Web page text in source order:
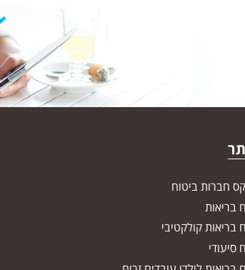
חברות ביטוח
בריאות
בריאות קולקטיבי
סיעודי